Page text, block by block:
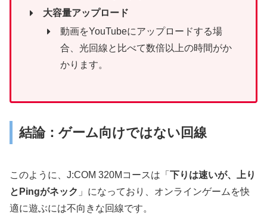
大容量アップロード
動画をYouTubeにアップロードする場
合、光回線と比べて数倍以上の時間がか
かります。
結論：ゲーム向けではない回線
このように、J:COM 320Mコースは「 下りは速いが、上り
とPingがネック 」になっており、オンラインゲームを快
適に遊ぶには不向きな回線です。